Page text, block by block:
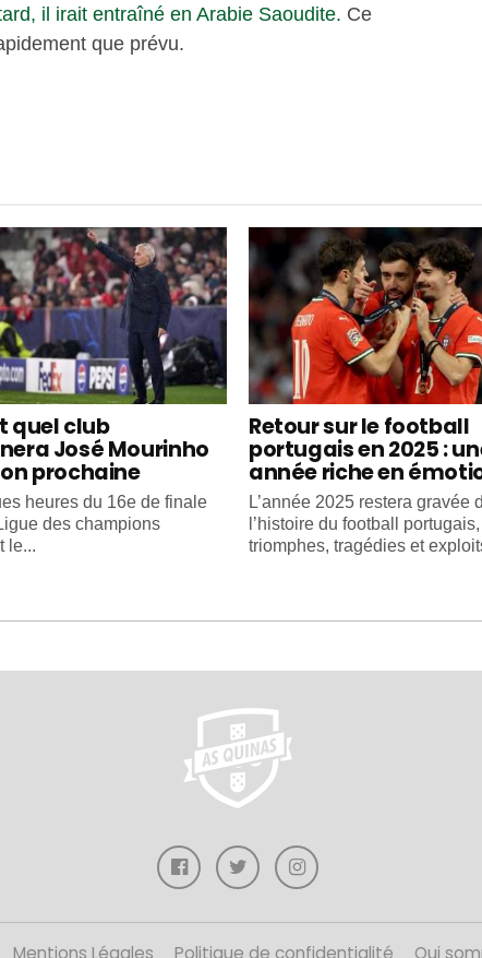
il irait entraîné en Arabie Saoudite. Ce
que prévu.
quel club
José Mourinho
prochaine
heures du 16e de finale
des champions
le...
Retour sur le football
portugais en 2025 :
année riche en
L’année 2025 restera gravée
l’histoire du football
triomphes, tragédies et
Mentions Légales Politique de confidentialité Qui